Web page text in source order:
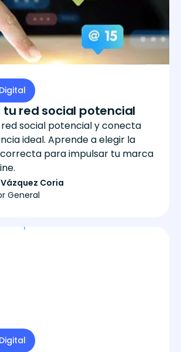
red social potencial
social potencial y conecta
ideal. Aprende a elegir la
para impulsar tu marca
Coria
General